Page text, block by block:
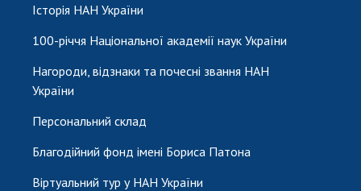
Історія НАН України
100-річчя Національної академії наук України
Нагороди, відзнаки та почесні звання НАН
України
Персональний склад
Благодійний фонд імені Бориса Патона
Віртуальний тур у НАН України